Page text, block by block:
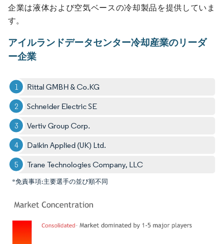
企業は液体および空気ベースの冷却製品を提供していま
す。
アイルランドデータセンター冷却産業のリーダ
ー企業
Rittal GMBH & Co.KG
Schneider Electric SE
Vertiv Group Corp.
Daikin Applied (UK) Ltd.
Trane Technologies Company, LLC
*免責事項:主要選手の並び順不同